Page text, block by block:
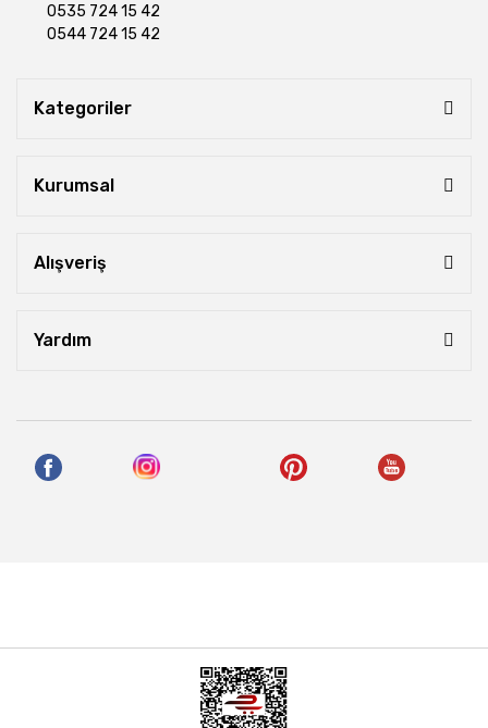
0535 724 15 42
0544 724 15 42
Kategoriler
Kurumsal
Alışveriş
Yardım